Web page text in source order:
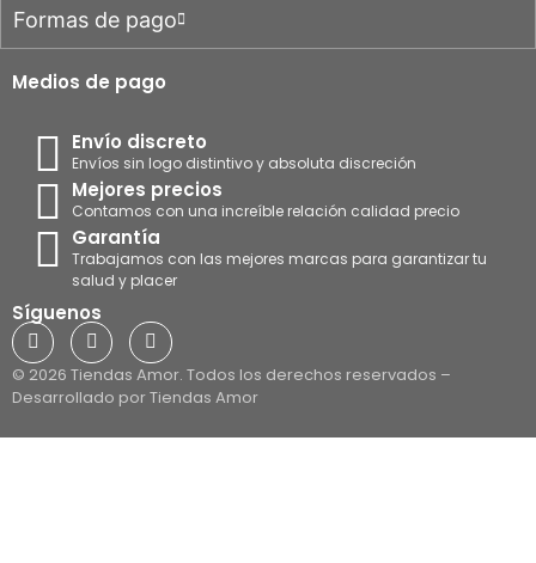
Formas de pago
Medios de pago
Envío discreto
Envíos sin logo distintivo y absoluta discreción
Mejores precios
Contamos con una increíble relación calidad precio
Garantía
Trabajamos con las mejores marcas para garantizar tu
salud y placer
Síguenos
© 2026 Tiendas Amor. Todos los derechos reservados –
Desarrollado por Tiendas Amor